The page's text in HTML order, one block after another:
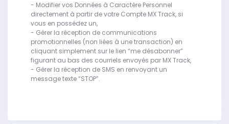
- Modifier vos Données à Caractère Personnel
directement à partir de votre Compte MX Track, si
vous en possédez un,
- Gérer la réception de communications
promotionnelles (non liées à une transaction) en
cliquant simplement sur le lien “me désabonner”
figurant au bas des courriels envoyés par MX Track,
- Gérer la réception de SMS en renvoyant un
message texte “STOP”.